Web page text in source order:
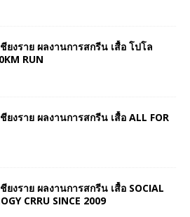
ยงราย ผลงานการสกรีน เสื้อ โปโล
RUN
ยงราย ผลงานการสกรีน เสื้อ ALL FOR
ยงราย ผลงานการสกรีน เสื้อ SOCIAL
CRRU SINCE 2009